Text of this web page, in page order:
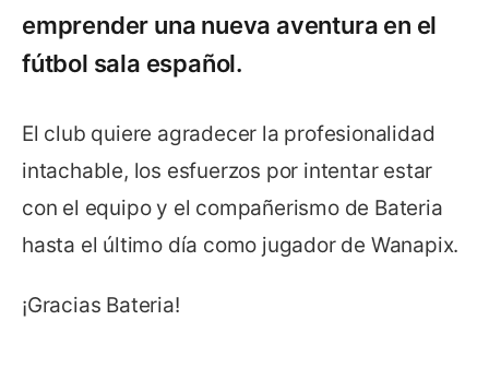
emprender una nueva aventura en el
fútbol sala español.
El club quiere agradecer la profesionalidad
intachable, los esfuerzos por intentar estar
con el equipo y el compañerismo de Bateria
hasta el último día como jugador de Wanapix.
¡Gracias Bateria!